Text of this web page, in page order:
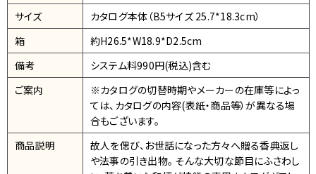
サイズ
カタログ本体（B5サイズ 25.7*18.3cm）
箱
約H26.5*W18.9*D2.5cm
備考
システム料990円(税込)含む
ご案内
※カタログの切替時期やメーカーの在庫等によっ
ては、カタログの内容(表紙・商品等）が異なる場
合もございます。
商品説明
故人を偲び、お世話になった方々へ贈る香典返し
や法事の引き出物。 そんな大切な節目にふさわし